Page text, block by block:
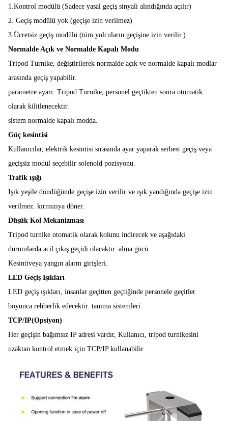
1.Kontrol modülü (Sadece yasal geçiş sinyali alındığında açılır)
2. Geçiş modülü yok (geçişe izin verilmez)
3.Ücretsiz geçiş modülü (tüm yolcuların geçişine izin verilir.)
Normalde Açık ve Normalde Kapalı Modu
Tripod Turnike, değiştirilerek normalde açık ve normalde kapalı modlar
arasında geçiş yapabilir.
parametre ayarı. Tripod Turnike, personel geçtikten sonra otomatik
olarak kilitlenecektir.
sistem normalde kapalı modda.
Güç kesintisi
Kullanıcılar, elektrik kesintisi sırasında ayar yaparak serbest geçiş veya
geçişsiz modül seçebilir solenold pozisyonu.
Trafik ışığı
Işık yeşile döndüğünde geçişe izin verilir ve ışık yandığında geçişe izin
verilmez. kırmızıya döner.
Düşük Kol Mekanizması
Tripod turnike otomatik olarak kolunu indirecek ve aşağıdaki
durumlarda acil çıkış geçidi olacaktır. alma gücü
Kesintiveya yangın alarm girişleri.
LED Geçiş Işıkları
LED geçiş ışıkları, insanlar geçitten geçtiğinde personele geçitler
boyunca rehberlik edecektir. tanıma sistemleri.
TCP/IP(Opsiyon)
Her geçişin bağımsız IP adresi vardır, Kullanıcı, tripod turnikesini
uzaktan kontrol etmek için TCP/IP kullanabilir.